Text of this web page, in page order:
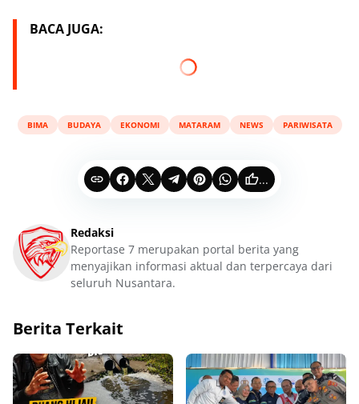
BACA JUGA:
BIMA BUDAYA EKONOMI MATARAM NEWS PARIWISATA
...
Redaksi
Reportase 7 merupakan portal berita yang
menyajikan informasi aktual dan terpercaya dari
seluruh Nusantara.
Berita Terkait